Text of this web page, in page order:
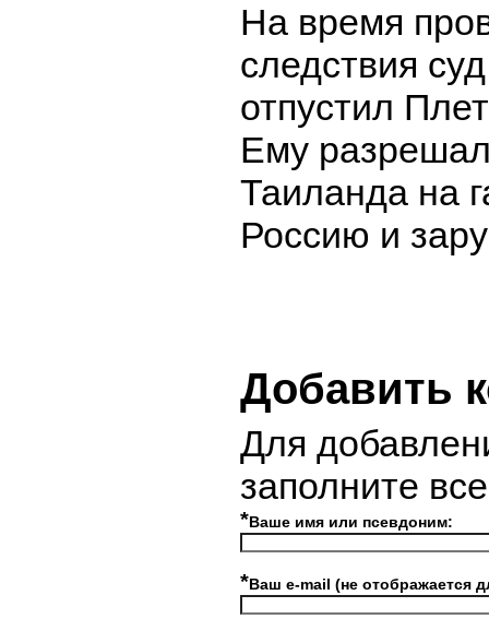
На время
следствия
отпустил
Ему
Таиланда на
Россию и
Добавить
Для
заполните
*Ваше имя или псевдоним:
*Ваш e-mail (не отображается